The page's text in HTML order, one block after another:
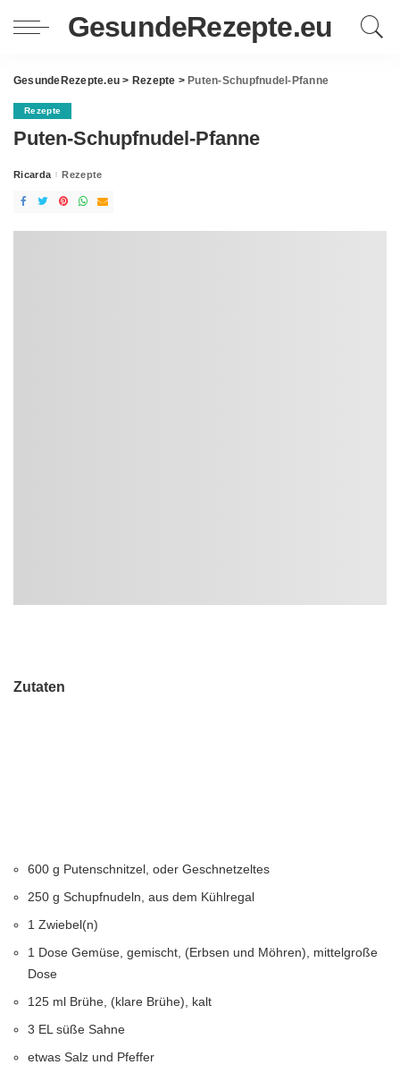
GesundeRezepte.eu
GesundeRezepte.eu > Rezepte > Puten-Schupfnudel-Pfanne
Rezepte
Puten-Schupfnudel-Pfanne
Posted
Ricarda Rezepte
Zutaten
600 g Putenschnitzel, oder Geschnetzeltes
250 g Schupfnudeln, aus dem Kühlregal
1 Zwiebel(n)
1 Dose Gemüse, gemischt, (Erbsen und Möhren), mittelgroße
Dose
125 ml Brühe, (klare Brühe), kalt
3 EL süße Sahne
etwas Salz und Pfeffer